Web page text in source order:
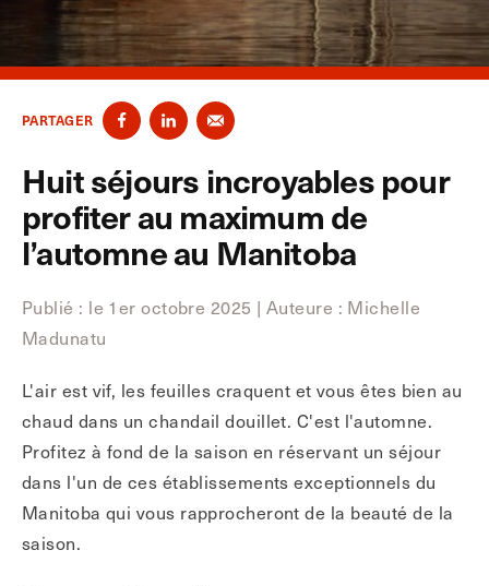
PARTAGER
Huit séjours incroyables pour
profiter au maximum de
l’automne au Manitoba
Publié : le 1er octobre 2025 | Auteure : Michelle
Madunatu
L'air est vif, les feuilles craquent et vous êtes bien au
chaud dans un chandail douillet. C'est l'automne.
Profitez à fond de la saison en réservant un séjour
dans l'un de ces établissements exceptionnels du
Manitoba qui vous rapprocheront de la beauté de la
saison.